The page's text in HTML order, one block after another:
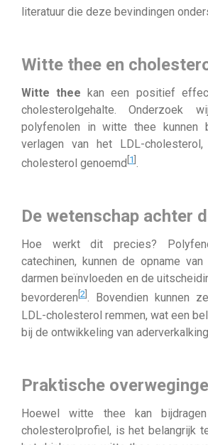
literatuur die deze bevindingen
Witte thee en
Witte thee kan een positief
cholesterolgehalte.
polyfenolen in witte thee kunnen
verlagen van het LDL-
cholesterol genoemd 1 .
De wetenschap achter
Hoe werkt dit precies?
catechinen, kunnen de opname
darmen beïnvloeden en de
bevorderen 2 . Bovendien kunnen
LDL-cholesterol remmen, wat een
bij de ontwikkeling van aderverkalking.
Praktische
Hoewel witte thee kan
cholesterolprofiel, is het belangrijk